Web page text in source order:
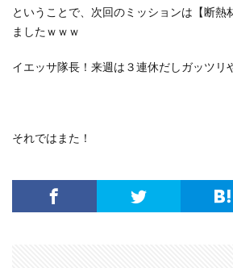
ということで、次回のミッションは【断熱
ましたｗｗｗ
イエッサ隊長！来週は３連休だしガッツリ
それではまた！